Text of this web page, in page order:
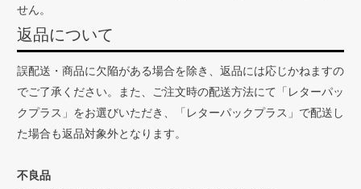
せん。
返品について
誤配送・商品に欠陥がある場合を除き、返品には応じかねますの
でご了承ください。また、ご注文時の配送方法にて「レターパッ
クプラス」をお選びいただき、「レターパックプラス」で配送し
た場合も返品対象外となります。
不良品